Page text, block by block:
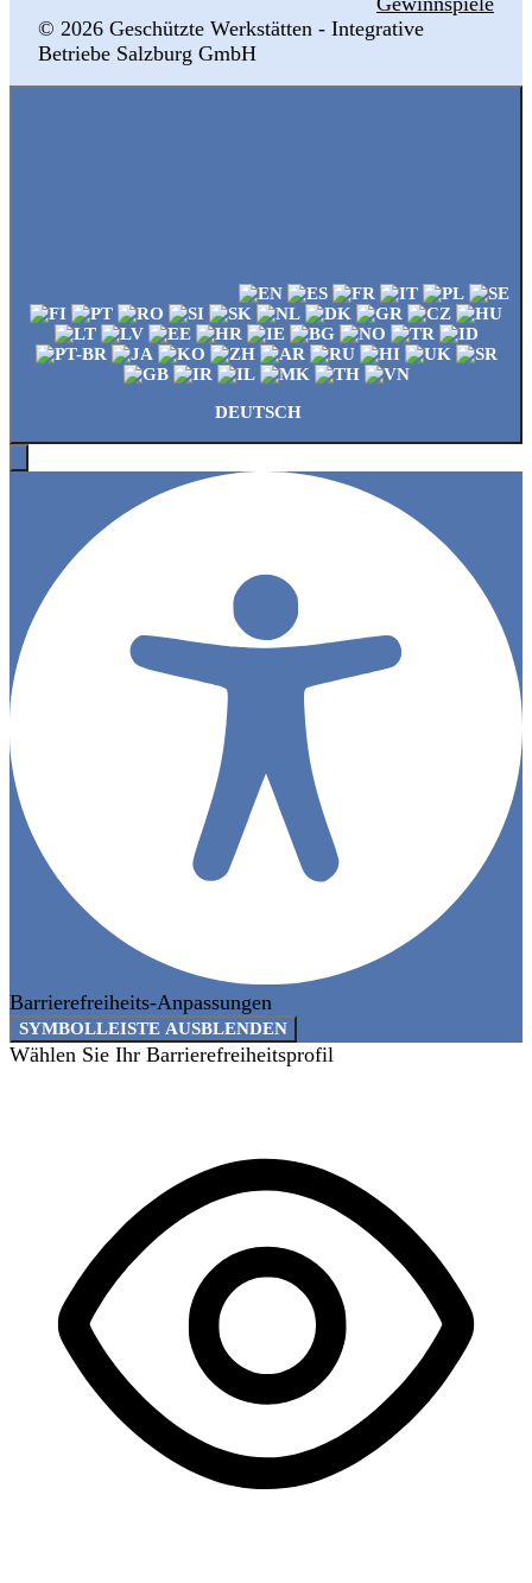
© 2026 ‍Geschützte Werkstätten - Integrative
Betriebe Salzburg GmbH
DEUTSCH
Barrierefreiheits-Anpassungen
SYMBOLLEISTE AUSBLENDEN
Wählen Sie Ihr Barrierefreiheitsprofil